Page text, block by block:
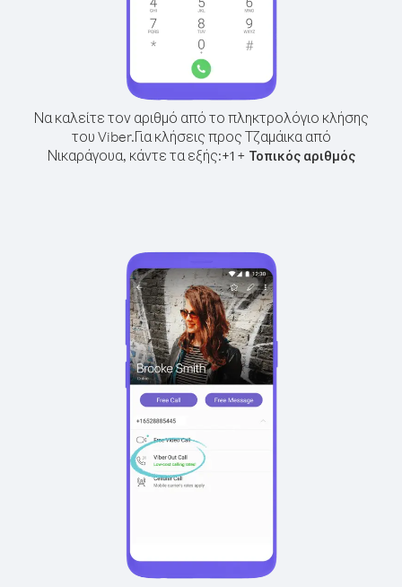
Να καλείτε τον αριθμό από το πληκτρολόγιο κλήσης
του Viber.Για κλήσεις προς Τζαμάικα από
Νικαράγουα, κάντε τα εξής:+1+ Τοπικός αριθμός